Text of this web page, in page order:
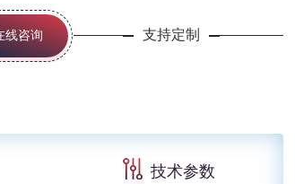
线咨询 支持定制
技术参数